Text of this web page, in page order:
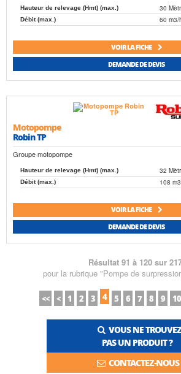
Hauteur de relevage (Hmt) (max.) 30
Débit (max.) 60 m3/
VOIR LA FICHE
DEMANDE DE DEVIS
Motopompe
Robin TP
Groupe motopompe
Hauteur de relevage (Hmt) (max.) 32
Débit (max.) 108
VOIR LA FICHE
DEMANDE DE DEVIS
Résultat 91 à 120 sur
pour la rubrique "Pompe de
<< < 1 2 3 4 5 6 7 8 9 10
VOUS NE
PAS UN PRODUIT ?
CONTACTEZ-NOUS